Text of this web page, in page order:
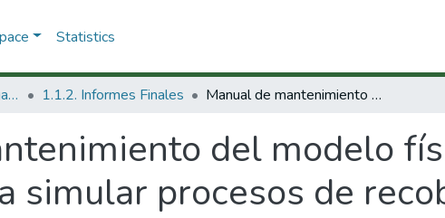
Statistics
1.1 Productos de investigación 1.1.2. Informes Finales Manual de mantenimiento del modelo físico de desplazamiento radial para simular procesos de recobro de hidrocarburos
del modelo
simular procesos de